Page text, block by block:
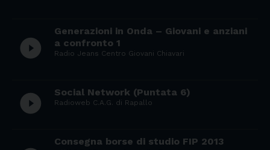
play_circle_filled
Generazioni in Onda – Giovani e anziani
a confronto 1
Radio Jeans Centro Giovani Chiavari
play_circle_filled Social Network (Puntata 6)
Radioweb C.A.G. di Rapallo
Consegna borse di studio FIP 2013